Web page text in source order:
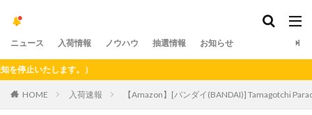
ニュース 入荷情報 ノウハウ 抽選情報 お知らせ
いたします。）
HOME 入荷速報 【Amazon】[バンダイ(BANDAI)] Tamagotchi